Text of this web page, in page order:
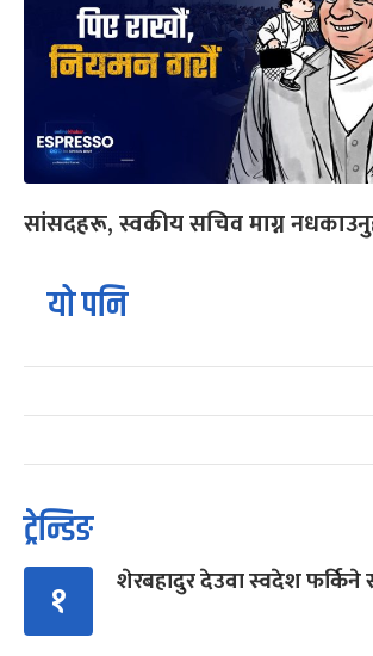
सांसदहरू, स्वकीय सचिव माग्न
यो पनि
ट्रेन्डिङ
१ शेरबहादुर देउवा स्वदेश फर्किने